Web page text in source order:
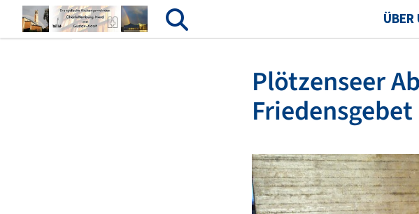
ÜBER
Plötzenseer
Friedensgebet